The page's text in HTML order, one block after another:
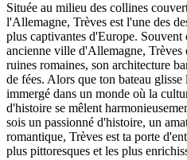
Située au milieu des collines
l'Allemagne, Trèves est l'une des
plus captivantes d'Europe. Souvent
ancienne ville d'Allemagne, Trèves
ruines romaines, son architecture
de fées. Alors que ton bateau
immergé dans un monde où la
d'histoire se mêlent
sois un passionné d'histoire, un
romantique, Trèves est ta porte
plus pittoresques et les plus